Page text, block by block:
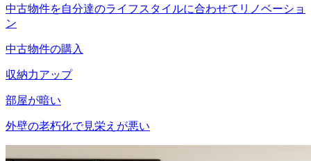
中古物件を自分達のライフスタイルに合わせてリノベーショ
ン
中古物件の購入
収納力アップ
部屋が暗い
外壁の老朽化で見栄えが悪い